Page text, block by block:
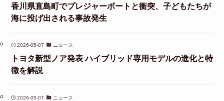
香川県直島町でプレジャーボートと衝突、子どもたちが
海に投げ出される事故発生
2026-05-07 ニュース
トヨタ新型ノア発表 ハイブリッド専用モデルの進化と特
徴を解説
2026-05-07 ニュース